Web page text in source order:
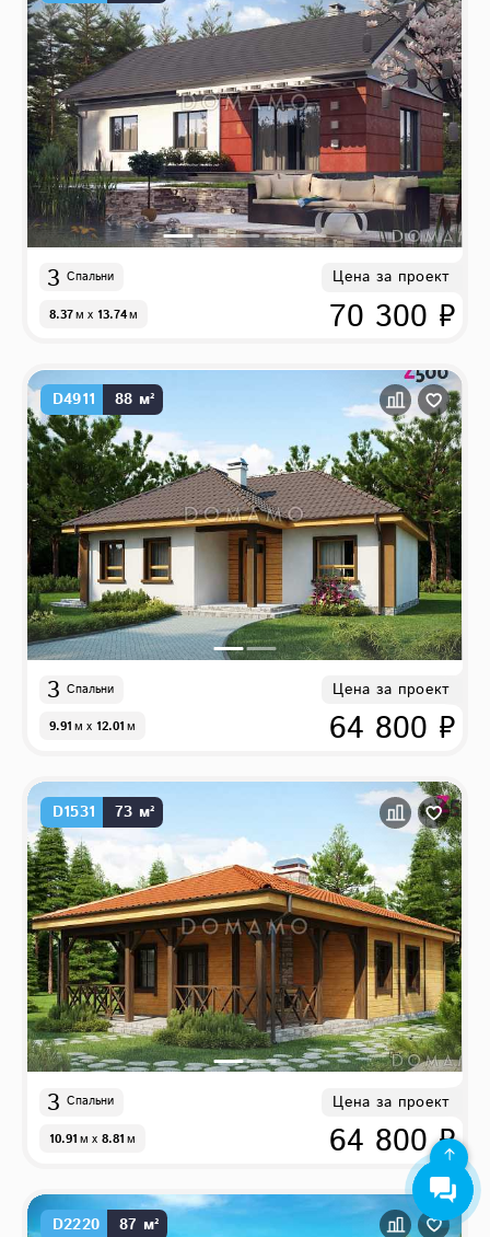
3 Спальни
8.37м x 13.74м
Цена за проект
70 300 ₽
D4911 88 м²
3 Спальни
9.91м x 12.01м
Цена за проект
64 800 ₽
D1531 73 м²
3 Спальни
10.91м x 8.81м
Цена за проект
64 800 ₽
D2220 87 м²